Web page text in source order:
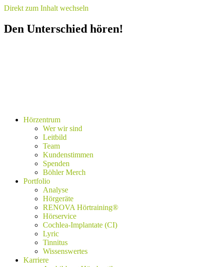
Direkt zum Inhalt wechseln
Den Unterschied hören!
Hörzentrum
Wer wir sind
Leitbild
Team
Kundenstimmen
Spenden
Böhler Merch
Portfolio
Analyse
Hörgeräte
RENOVA Hörtraining®
Hörservice
Cochlea-Implantate (CI)
Lyric
Tinnitus
Wissenswertes
Karriere